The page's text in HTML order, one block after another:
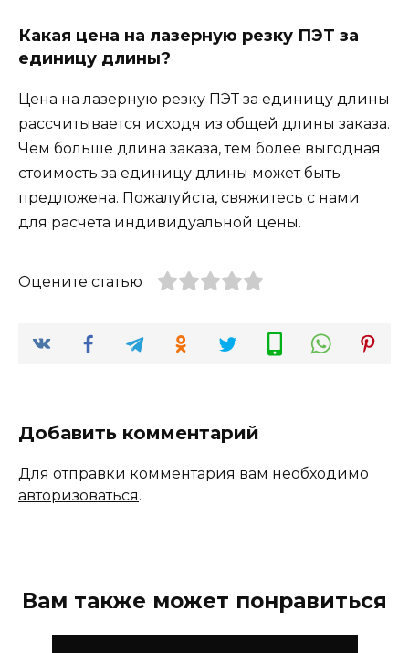
Какая цена на лазерную резку ПЭТ за
единицу длины?
Цена на лазерную резку ПЭТ за единицу длины
рассчитывается исходя из общей длины заказа.
Чем больше длина заказа, тем более выгодная
стоимость за единицу длины может быть
предложена. Пожалуйста, свяжитесь с нами
для расчета индивидуальной цены.
Оцените статью
Добавить комментарий
Для отправки комментария вам необходимо
авторизоваться.
Вам также может понравиться